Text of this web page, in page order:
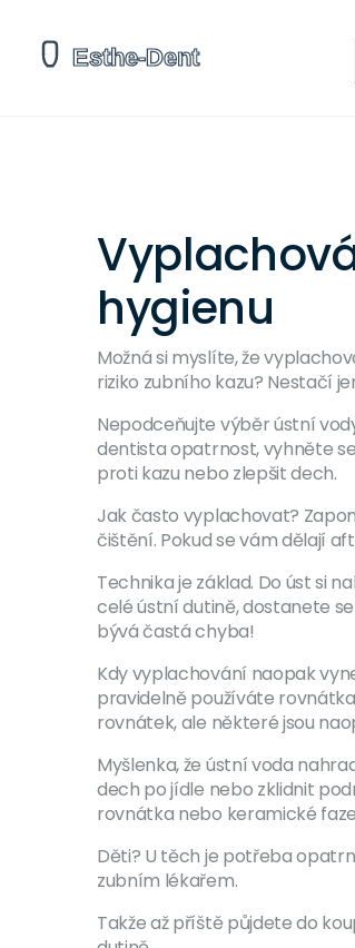
hygienu
Možná si myslíte, že
riziko zubního kazu? Nestačí
Nepodceňujte výběr ústní
dentista opatrnost, vyhněte
proti kazu nebo zlepšit dech.
Jak často vyplachovat?
čištění. Pokud se vám dělají
Technika je základ. Do úst si
celé ústní dutině, dostanete
bývá častá chyba!
Kdy vyplachování naopak
pravidelně používáte
rovnátek, ale některé jsou
Myšlenka, že ústní voda
dech po jídle nebo zklidnit
rovnátka nebo keramické
Děti? U těch je potřeba
zubním lékařem.
Takže až příště půjdete do